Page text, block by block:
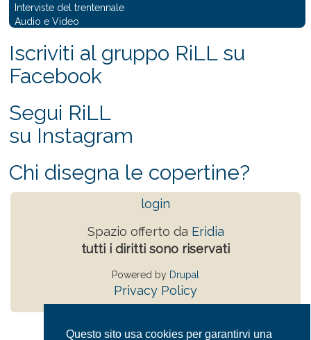
Questo sito usa cookies per garantirvi una
Interviste del trentennale
Audio e Video
Iscriviti al gruppo RiLL su
Facebook
Segui RiLL
su Instagram
Chi disegna le copertine?
login
Spazio offerto da Eridia
tutti i diritti sono riservati
Powered by Drupal
Privacy Policy